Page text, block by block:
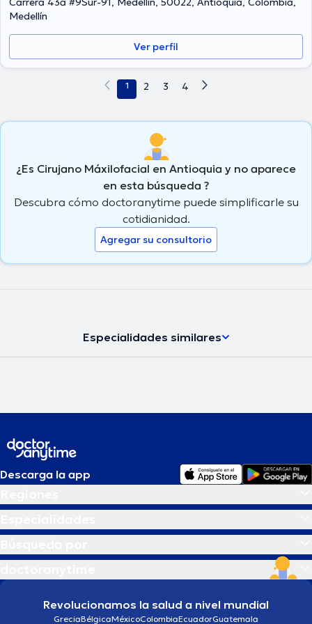
difundido numerosos comunicados. Finalmente, la doctora puede
hablar en Español.
Medellín
Ver perfil
1 2 3 4
¿Es Cirujano Máxilofacial en Antioquia y no aparece
en esta búsqueda ?
Descubra cómo doctoranytime puede simplificarle su
cotidianidad.
Agregar su consultorio
Especialidades similares
Descarga la app
Revolucionamos la salud a nivel mundial
GreciaBélgicaMéxicoColombiaEcuadorGuatemala